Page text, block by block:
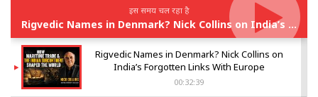
इस समय चल रहा है
Rigvedic Names in Denmark? Nick Collins on India’s Forgotten Links With Europe
Rigvedic Names in Denmark? Nick Collins on
India’s Forgotten Links With Europe
00:32:39